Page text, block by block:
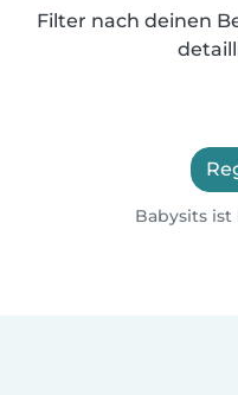
Filter nach deinen
Babysits ist